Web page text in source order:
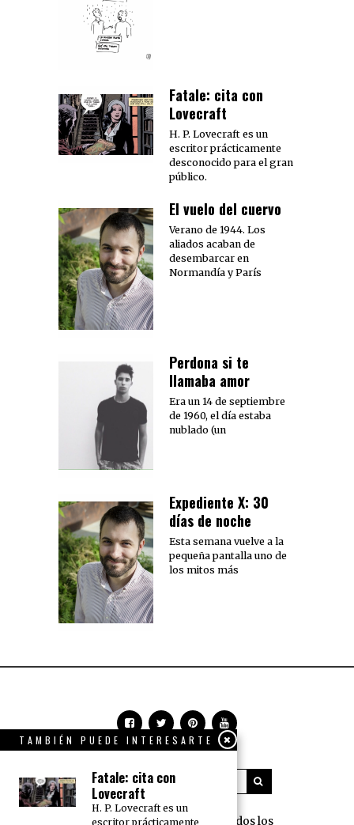
Fatale: cita con
Lovecraft
H. P. Lovecraft es un
escritor prácticamente
desconocido para el gran
público.
El vuelo del cuervo
Verano de 1944. Los
aliados acaban de
desembarcar en
Normandía y París
Perdona si te
llamaba amor
Era un 14 de septiembre
de 1960, el día estaba
nublado (un
Expediente X: 30
días de noche
Esta semana vuelve a la
pequeña pantalla uno de
los mitos más
360 Grados Press © 2018 Todos los
TAMBIÉN PUEDE INTERESARTE
Fatale: cita con
Lovecraft
H. P. Lovecraft es un
escritor prácticamente